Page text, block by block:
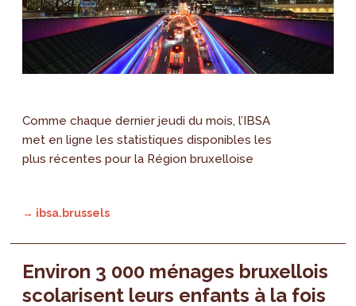
Comme chaque dernier jeudi du mois, l’IBSA
met en ligne les statistiques disponibles les
plus récentes pour la Région bruxelloise
→ ibsa.brussels
Environ 3 000 ménages bruxellois
scolarisent leurs enfants à la fois